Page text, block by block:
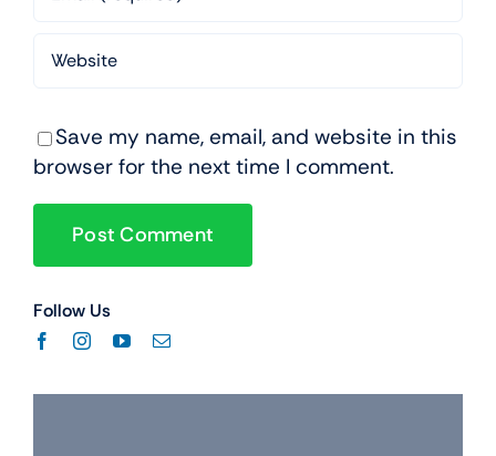
Save my name, email, and website in this
browser for the next time I comment.
Follow Us